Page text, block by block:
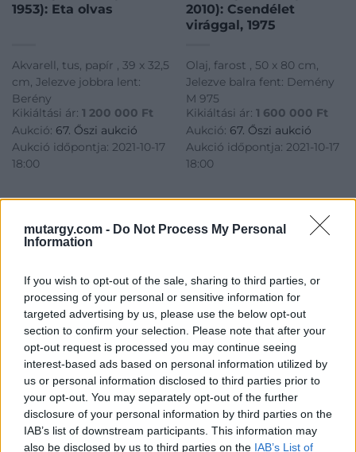
mutargy.com - Do Not Process My Personal
Information
If you wish to opt-out of the sale, sharing to third parties, or
processing of your personal or sensitive information for
targeted advertising by us, please use the below opt-out
section to confirm your selection. Please note that after your
opt-out request is processed you may continue seeing
interest-based ads based on personal information utilized by
us or personal information disclosed to third parties prior to
your opt-out. You may separately opt-out of the further
disclosure of your personal information by third parties on the
IAB’s list of downstream participants. This information may
also be disclosed by us to third parties on the IAB’s List of
1953): Eta olvas
Akvarell, tus, papír , 39 x 32,5
cm, Jelezve jobbra lent:
Berény
Kikiáltási ár: 1 200 000 Ft
Aukció: 67. Őszi aukció
Aukció időpontja: 2021-10-17
18:00
MEGTEKINTEM
2010): Csendélet
virággal, 1975
Olaj, farost , 50 x 80 cm,
Jelezve balra fent: Demény
M 975
Kikiáltási ár: 1 600 000 Ft
Aukció: 67. Őszi aukció
Aukció időpontja: 2021-10-17
18:00
MEGTEKINTEM